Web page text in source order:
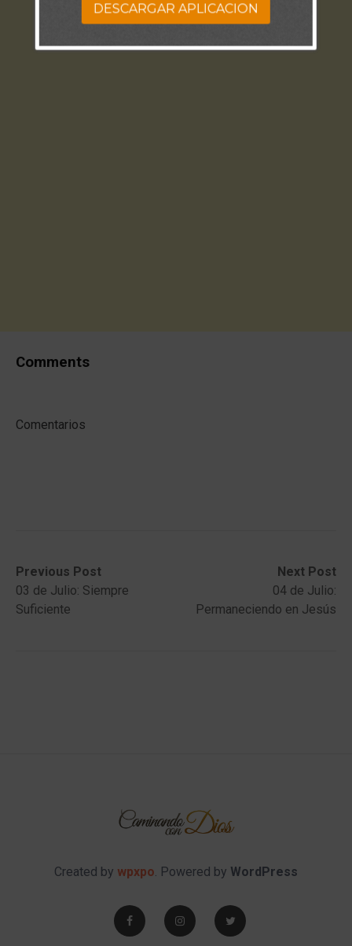
Comments
Comentarios
Post
navigation
Previous Post
Previous
post:03 de Julio: Siempre
Suficiente
Next Post
Next
post:
04 de Julio:
Permaneciendo en Jesús
Created by wpxpo. Powered by WordPress
DESCARGAR APLICACION